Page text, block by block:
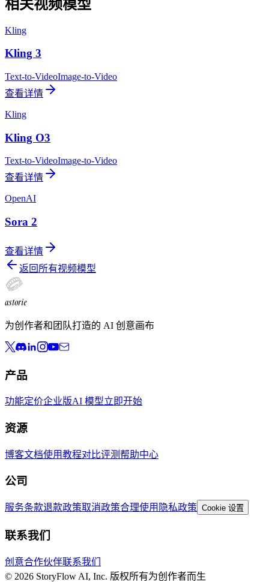
相关视频模型
Kling
Kling 3
Text-to-VideoImage-to-Video
查看详情
Kling
Kling O3
Text-to-VideoImage-to-Video
查看详情
OpenAI
Sora 2
查看详情
返回所有视频模型
astorie
为创作者和团队打造的 AI 创意画布
产品
功能定价企业版AI 模型立即开始
资源
博客文档使用教程对比评测帮助中心
公司
服务条款退款政策取消政策合理使用 隐私政策 Cookie 设置
联系我们
创意合作伙伴联系我们
© 2026 StoryFlow AI, Inc. 版权所有为创作者而生